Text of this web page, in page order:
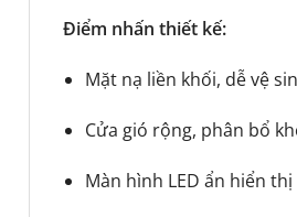
Điểm nhấn thiết kế:
Mặt nạ liền khối, dễ vệ
Cửa gió rộng, phân bổ
Màn hình LED ẩn hiển